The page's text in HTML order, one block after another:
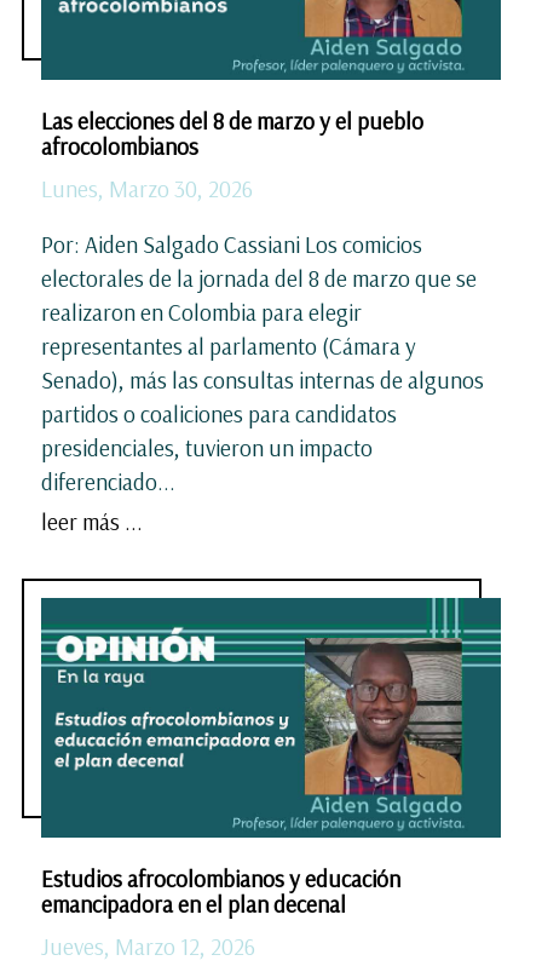
Las elecciones del 8 de marzo y el pueblo
afrocolombianos
Lunes, Marzo 30, 2026
Por: Aiden Salgado Cassiani Los comicios
electorales de la jornada del 8 de marzo que se
realizaron en Colombia para elegir
representantes al parlamento (Cámara y
Senado), más las consultas internas de algunos
partidos o coaliciones para candidatos
presidenciales, tuvieron un impacto
diferenciado...
leer más ...
Estudios afrocolombianos y educación
emancipadora en el plan decenal
Jueves, Marzo 12, 2026